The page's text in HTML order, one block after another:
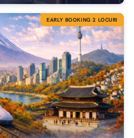
EARLY BOOKING 2 LOCURI